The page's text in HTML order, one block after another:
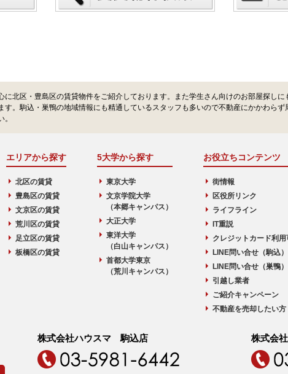
北区・豊島区の賃貸物件をご紹介しております。また学生さん向けのお部屋探しに
。駒込・巣鴨の地域情報にも精通しているスタッフも多いので不動産にかかわら
エリアから探す
北区の賃貸
豊島区の賃貸
文京区の賃貸
荒川区の賃貸
足立区の賃貸
板橋区の賃貸
5大学から探す
東京大学
文京学院大学
（本郷キャンパス）
大正大学
東洋大学
（白山キャンパス）
首都大学東京
（荒川キャンパス）
お役立ちコンテンツ
街情報
区役所リンク
ライフライン
IT重説
クレジットカード利用
LINE問い合せ（駒込）
LINE問い合せ（巣鴨）
引越し業者
ご紹介キャンペーン
不動産を売却したい方
株式会社ハウスマ 駒込店 株式会